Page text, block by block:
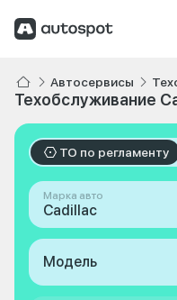
Автосервисы
Техобслуживание
ТО по регламенту
Марка авто
Cadillac
Модель